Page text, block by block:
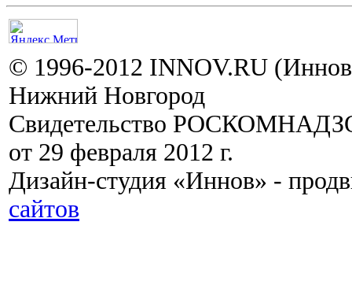
© 1996-2012 INNOV.RU
Нижний Новгород
Свидетельство
от 29 февраля 2012 г.
Дизайн-студия «Иннов» -
сайтов